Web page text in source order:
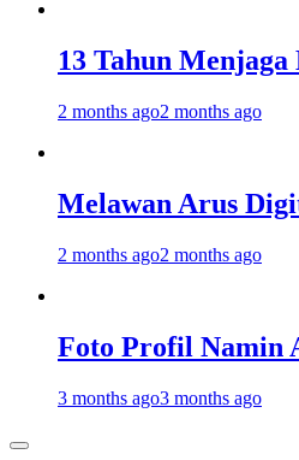
13 Tahun
2 months ago2 months ago
Melawan Arus
2 months ago2 months ago
Foto Profil Namin
3 months ago3 months ago